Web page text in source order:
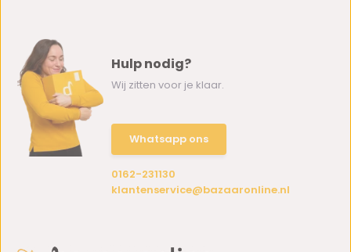
Hulp nodig?
Wij zitten voor je klaar.
Whatsapp ons
0162-231130
klantenservice@bazaaronline.nl